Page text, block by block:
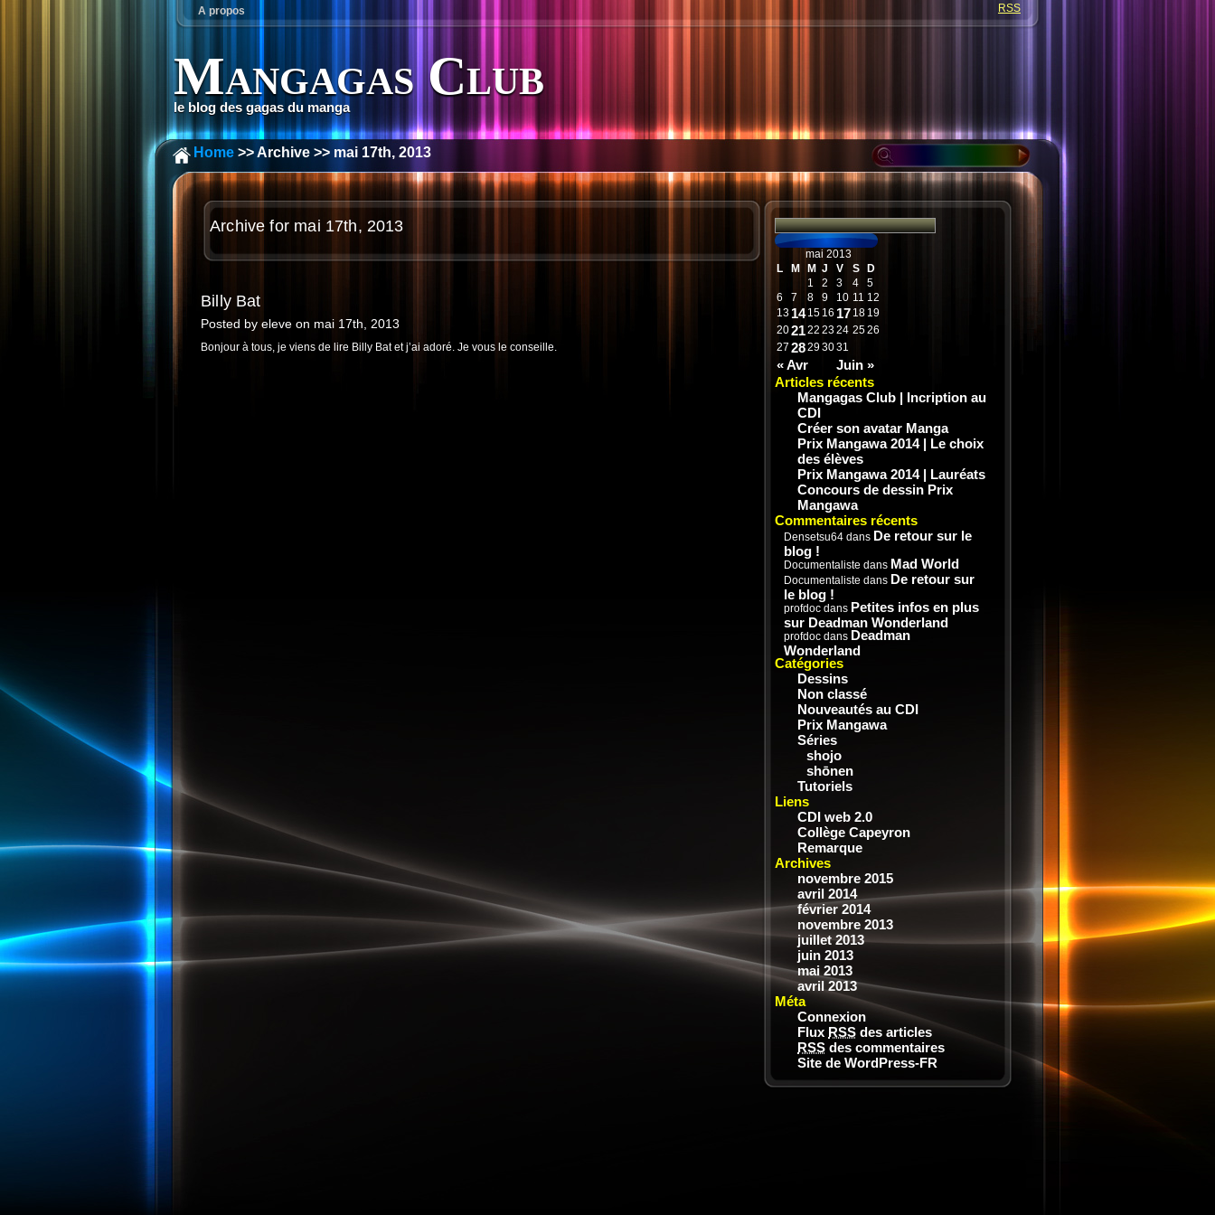
RSS
A propos
Mangagas Club
le blog des gagas du manga
Home >> Archive >> mai 17th, 2013
Archive for mai 17th, 2013
Billy Bat
Posted by eleve on mai 17th, 2013
Bonjour à tous, je viens de lire Billy Bat et j’ai adoré. Je vous le conseille.
mai 2013
L
M M J V S D
« Avr Juin »
1 2 3 4
5
6
7 8 9 10 11 12
13 14 15 16 17 18 19
202122 2324 2526
27 28293031
Articles récents
Mangagas Club | Incription au
CDI
Créer son avatar Manga
Prix Mangawa 2014 | Le choix
des élèves
Prix Mangawa 2014 | Lauréats
Concours de dessin Prix
Mangawa
Commentaires récents
Densetsu64 dans De retour sur le
blog !
Documentaliste dans Mad World
Documentaliste dans De retour sur
le blog !
profdoc dans Petites infos en plus
sur Deadman Wonderland
profdoc dans Deadman
Wonderland
Catégories
Dessins
Non classé
Nouveautés au CDI
Prix Mangawa
Séries
shojo
shōnen
Tutoriels
Liens
CDI web 2.0
Collège Capeyron
Remarque
Archives
novembre 2015
avril 2014
février 2014
novembre 2013
juillet 2013
juin 2013
mai 2013
avril 2013
Méta
Connexion
Flux RSS des articles
RSS des commentaires
Site de WordPress-FR